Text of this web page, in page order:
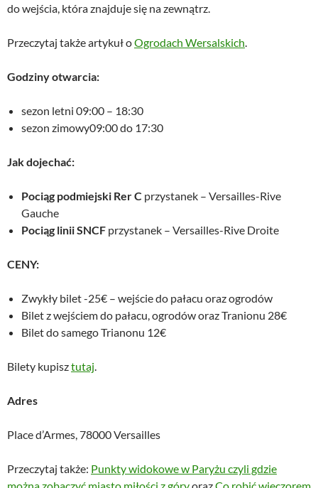
do wejścia, która znajduje się na zewnątrz.
Przeczytaj także artykuł oOgrodach Wersalskich.
Godziny otwarcia:
sezon letni 09:00 – 18:30
sezon zimowy09:00 do 17:30
Jak dojechać:
Pociąg podmiejski Rer C przystanek – Versailles-Rive
Gauche
Pociąg linii SNCF przystanek – Versailles-Rive Droite
CENY:
Zwykły bilet -25€ – wejście do pałacu oraz ogrodów
Bilet z wejściem do pałacu, ogrodów oraz Tranionu 28€
Bilet do samego Trianonu 12€
Bilety kupisztutaj.
Adres
Place d’Armes, 78000 Versailles
Przeczytaj także: Punkty widokowe w Paryżu czyli gdzie